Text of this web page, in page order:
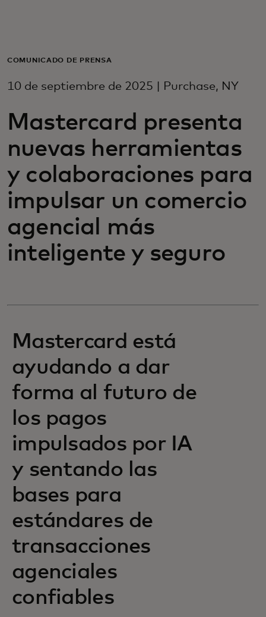
Para empresas
Para innovadores
Noticias y tendencias
COMUNICADO DE PRENSA
10 de septiembre de 2025 | Purchase, NY
Mastercard presenta
nuevas herramientas
y colaboraciones para
impulsar un comercio
agencial más
inteligente y seguro
Mastercard está
ayudando a dar
forma al futuro de
los pagos
impulsados por IA
y sentando las
bases para
estándares de
transacciones
agenciales
confiables